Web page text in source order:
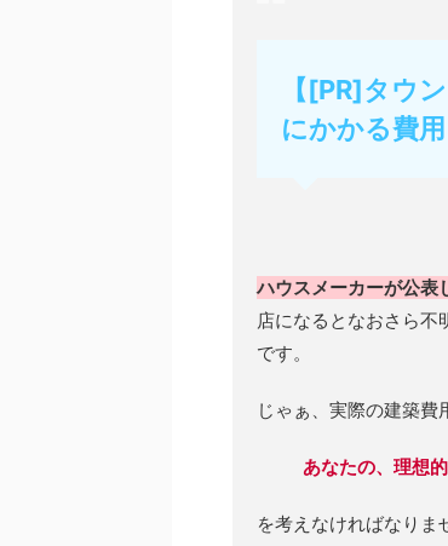
【[PR]タウ
にかかる費
ハウスメーカーが公表
店になるとなおさら不
です。
じゃぁ、実際の建築費
あなたの、理想
を考えなければなりま